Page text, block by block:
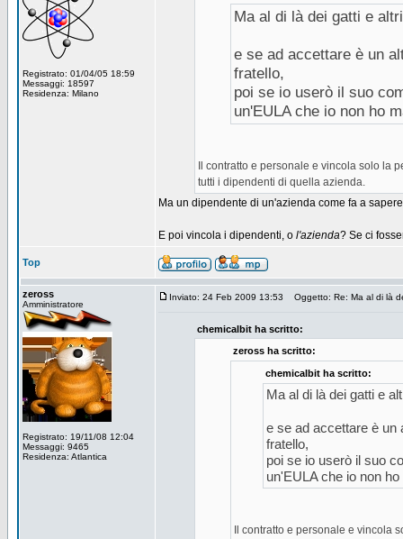
Registrato: 01/04/05 18:59
Messaggi: 18597
Residenza: Milano
Ma al di là dei gatti e
e se ad accettare è un
fratello,
poi se io userò il suo
un'EULA che io non ho
Il contratto e personale e vincola solo la
tutti i dipendenti di quella azienda.
Ma un dipendente di un'azienda come fa a
E poi vincola i dipendenti, o l'azienda? Se ci
Top
zeross
Amministratore
Registrato: 19/11/08 12:04
Messaggi: 9465
Residenza: Atlantica
Inviato: 24 Feb 2009 13:53 Oggetto: Re: Ma al di là
chemicalbit ha scritto:
zeross ha scritto:
chemicalbit ha scritto:
Ma al di là dei gatti e
e se ad accettare è
fratello,
poi se io userò il suo
un'EULA che io non
Il contratto e personale e vincola